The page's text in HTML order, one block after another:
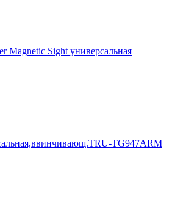
Sight универсальная
TG947ARM